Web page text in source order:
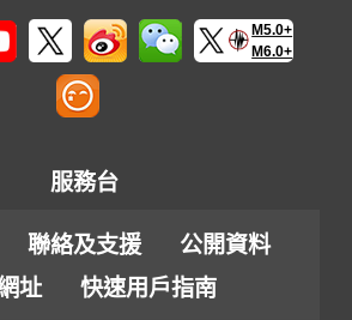
M5.0+
M6.0+
服務台
聯絡及支援
公開資料
址
快速用戶指南